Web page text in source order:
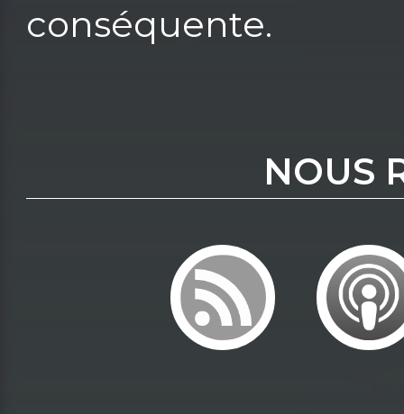
conséquente.
NOUS